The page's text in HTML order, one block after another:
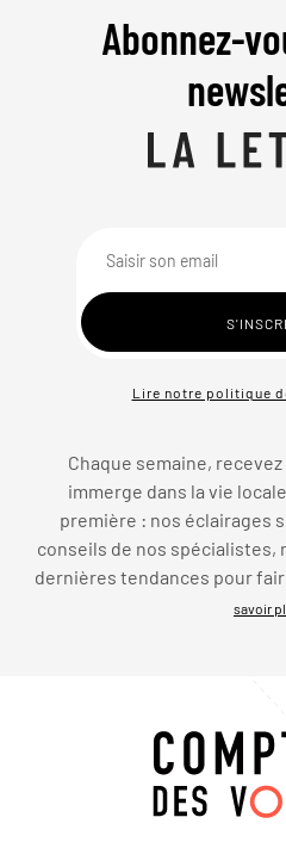
Abonnez-
Lire notre politique
Chaque semaine,
immerge dans la vie
première : nos éclairages
conseils de nos spécialistes,
dernières tendances pour
savoir